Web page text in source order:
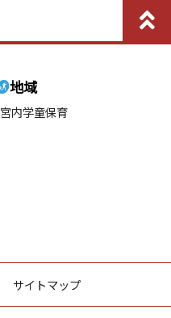
地域
宮内学童保育
サイトマップ